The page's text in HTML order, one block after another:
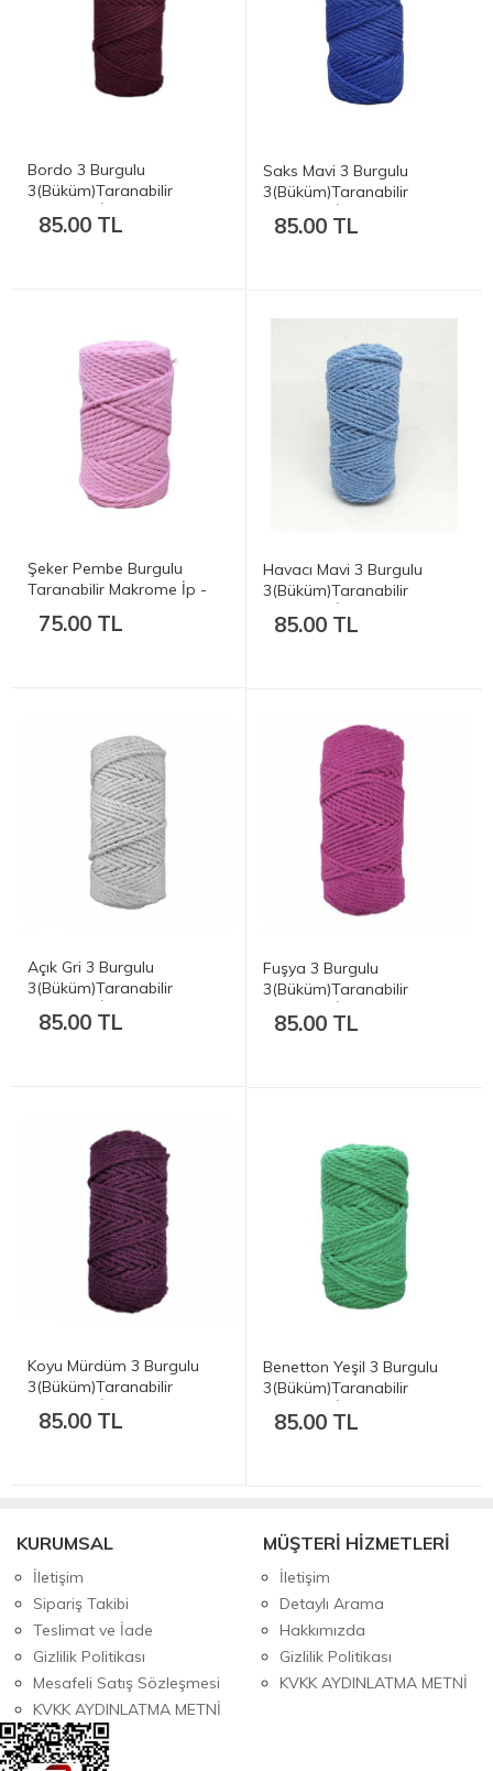
Bordo 3 Burgulu
3(Büküm)Taranabilir
85.00 TL
Saks Mavi 3 Burgulu
3(Büküm)Taranabilir
85.00 TL
Şeker Pembe Burgulu
Taranabilir Makrome İp -
75.00 TL
Havacı Mavi 3 Burgulu
3(Büküm)Taranabilir
85.00 TL
Açık Gri 3 Burgulu
3(Büküm)Taranabilir
85.00 TL
Fuşya 3 Burgulu
3(Büküm)Taranabilir
85.00 TL
Koyu Mürdüm 3 Burgulu
3(Büküm)Taranabilir
85.00 TL
Benetton Yeşil 3 Burgulu
3(Büküm)Taranabilir
85.00 TL
KURUMSAL
İletişim
Sipariş Takibi
Teslimat ve İade
Gizlilik Politikası
Mesafeli Satış Sözleşmesi
KVKK AYDINLATMA METNİ
MÜŞTERİ HİZMETLERİ
İletişim
Detaylı Arama
Hakkımızda
Gizlilik Politikası
KVKK AYDINLATMA METNİ